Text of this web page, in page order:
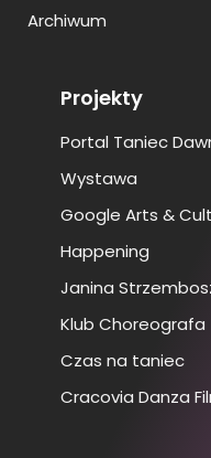
Archiwum
Projekty
Portal Taniec
Wystawa
Google Arts &
Happening
Janina
Klub Choreografa
Czas na taniec
Cracovia Danza